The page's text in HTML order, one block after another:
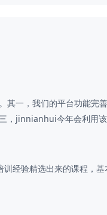
，我们的平台功能完
，jinnianhui今年会利用
精选出来的课程，基